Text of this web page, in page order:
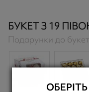
БУКЕТ З 19
Подарунки до